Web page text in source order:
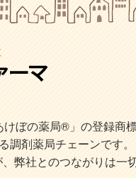
ぼの薬局®」の登録商
剤薬局チェーンです。
弊社とのつながりは一切